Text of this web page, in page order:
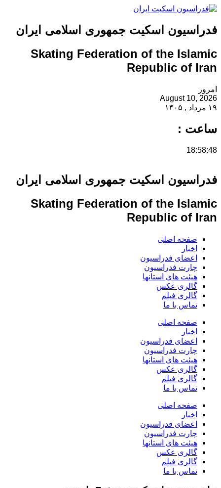
فدراسیون اسکیت جمهوری اسلامی ایران
Skating Federation of the Islamic
Republic of Iran
امروز
August 10, 2026
۱۹ مرداد , ۱۴۰۵
ساعت :
18:58:48
فدراسیون اسکیت جمهوری اسلامی ایران
Skating Federation of the Islamic
Republic of Iran
صفحه اصلی
اخبار
اعضای فدراسیون
چارت فدراسیون
هیئت های استانها
گالری عکس
گالری فیلم
تماس با ما
صفحه اصلی
اخبار
اعضای فدراسیون
چارت فدراسیون
هیئت های استانها
گالری عکس
گالری فیلم
تماس با ما
صفحه اصلی
اخبار
اعضای فدراسیون
چارت فدراسیون
هیئت های استانها
گالری عکس
گالری فیلم
تماس با ما